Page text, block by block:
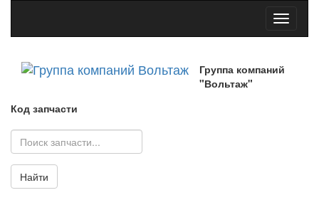
Toggle
Группа компаний
"Вольтаж"
Код запчасти
Найти